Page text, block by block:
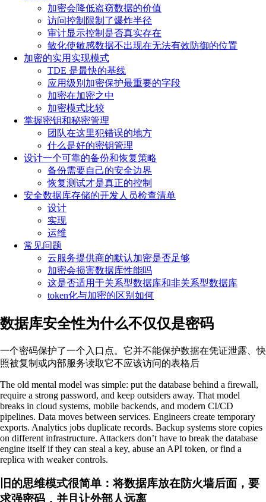
加密会降低盗窃数据的价值
访问控制限制了爆炸半径
审计显示控制是否真实存在
敏化使敏感数据不出现在无法有效防御的位置
加密的实用实现模式
TDE 是最快的基线
应用级别加密保护最重要的字段
加密在加密之中
加密模式比较
掌握密钥和秘密管理
团队在这里犯错误的地方
什么是好的密钥管理
设计一个可靠的备份和恢复策略
备份需要自己的安全边界
恢复测试才是真正的控制
安全数据库存储的开发人员检查清单
设计
实现
运维
常见问题
云服务提供商的默认加密是否足够
加密会损害数据库性能吗
这是否适用于关系型数据库和非关系型数据库
token化与加密的区别如何
数据库安全性为什么不仅仅是密码
一个密码保护了一个入口点。它并不能保护数据在凭证泄露、快
照被复制或内部服务读取它不应该访问的表格后
The old mental model was simple: put the database behind a firewall,
require a strong password, and keep outsiders away. That model
breaks in cloud systems, mobile backends, and modern CI/CD
pipelines. Data moves between services. Engineers create temporary
exports. Analytics jobs duplicate records. Backup systems store copies
on different infrastructure. Attackers don’t have to break the database
engine itself if they can steal a key, abuse an API token, or find a
replica with weaker controls.
旧的思维模式很简单：将数据库放在防火墙后面，要
求强密码，并且让外部人远离